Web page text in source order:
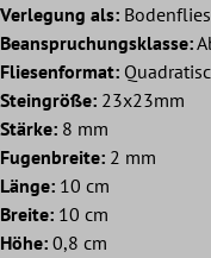
Verlegung als:
Beanspruchungsklasse:
Fliesenformat:
Steingröße: 23x23mm
Stärke: 8 mm
Fugenbreite: 2 mm
Länge: 10 cm
Breite: 10 cm
Höhe: 0,8 cm